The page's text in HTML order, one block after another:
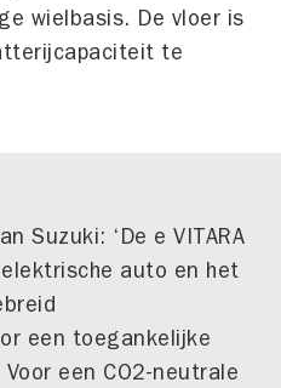
wielbasis. De vloer is
te
Suzuki: ‘De e VITARA
auto en het
een toegankelijke
een CO2-neutrale